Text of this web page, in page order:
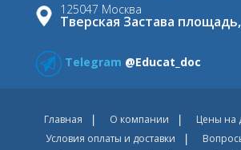
125047 Москва
Тверская Застава
Telegram @Educat_doc
Главная О компании
Цены на
Условия оплаты и доставки